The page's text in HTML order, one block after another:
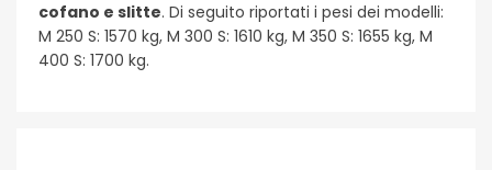
cofano e slitte. Di seguito riportati i pesi dei modelli:
M 250 S: 1570 kg, M 300 S: 1610 kg, M 350 S: 1655 kg, M
400 S: 1700 kg.